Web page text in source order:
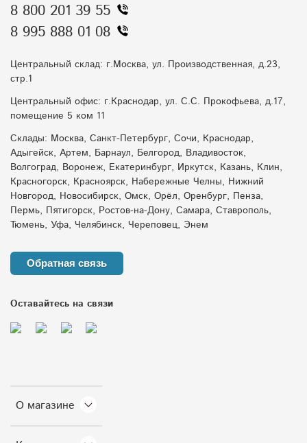
О магазине
8 800 201 39 55
8 995 888 01 08
Центральный склад: г.Москва, ул. Производственная, д.23,
стр.1
Центральный офис: г.Краснодар, ул. С.С. Прокофьева, д.17,
помещение 5 ком 11
Склады: Москва, Санкт-Петербург, Сочи, Краснодар,
Адыгейск, Артем, Барнаул, Белгород, Владивосток,
Волгоград, Воронеж, Екатеринбург, Иркутск, Казань, Клин,
Красногорск, Красноярск, Набережные Челны, Нижний
Новгород, Новосибирск, Омск, Орёл, Оренбург, Пенза,
Пермь, Пятигорск, Ростов-на-Дону, Самара, Ставрополь,
Тюмень, Уфа, Челябинск, Череповец, Энем
Обратная связь
Оставайтесь на связи